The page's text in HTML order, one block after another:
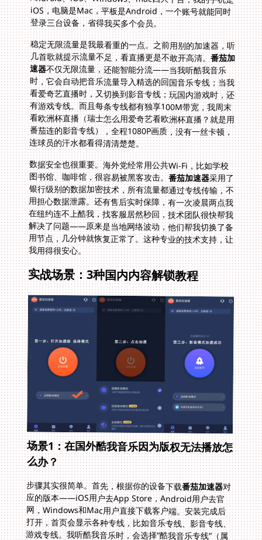
登录三台设备，省得我买多个会员。
稳定无限流量是我最看重的一点。之前用别的加速器，听
几首歌就提示流量不足，看直播更是不敢开高清。番茄加
速器不仅无限流量，还能智能分流——当我听酷我音乐
时，它会自动把音乐流量导入精选的回国音乐专线；当我
看爱奇艺直播时，又切换到影音专线；玩国内游戏时，还
有游戏专线。而且每条专线都有独享100M带宽，我周末
看欧洲杯直播（瑞士怎么用爱奇艺看欧洲杯直播？就是用
番茄连的影音专线），全程1080P画质，没有一丝卡顿，
连球员的汗水都看得清清楚楚。
数据安全也很重要。海外党经常用公共Wi-Fi，比如学校
图书馆、咖啡馆，很容易被黑客攻击。番茄加速器采用了
银行级别的数据加密技术，所有流量都通过专线传输，不
用担心数据泄露。还有售后实时保障，有一次凌晨两点我
在纽约连不上酷我，找客服居然秒回，技术团队很快帮我
解决了问题——原来是当地网络波动，他们帮我切换了备
用节点，几分钟就恢复正常了。这种专业的技术支持，让
我用得很安心。
实战场景：3种国内内容解锁教程
场景1：在国外酷我音乐因为版权无法播放怎
么办？
步骤其实很简单。首先，根据你的设备下载番茄加速器对
应的版本——iOS用户去App Store，Android用户去官
网，Windows和Mac用户直接下载客户端。安装完成后
打开，首页会显示各种专线，比如音乐专线、影音专线、
游戏专线。我听酷我音乐时，会选择“酷我音乐专线”（属
于精选的回国音乐专线），点击连接后，等待几秒钟就能
成功。这时候再打开酷我音乐，搜索周杰伦、陈奕迅的歌
曲，就能直接播放了，而且是无损音质，因为带宽足够。